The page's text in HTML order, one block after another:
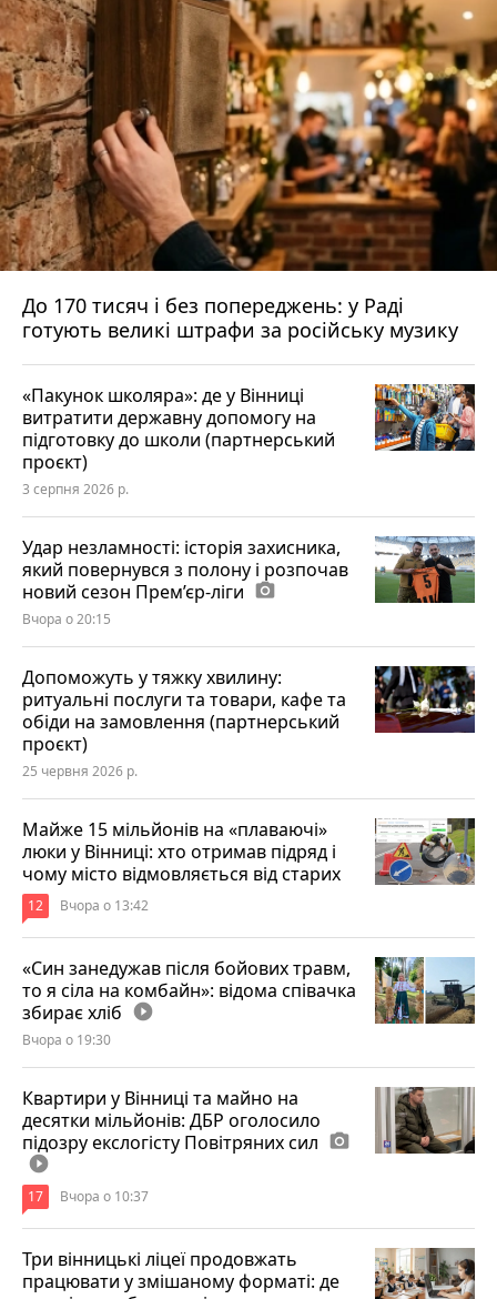
До 170 тисяч і без попереджень: у Раді
готують великі штрафи за російську музику
«Пакунок школяра»: де у Вінниці
витратити державну допомогу на
підготовку до школи (партнерський
проєкт)
3 серпня 2026 р.
Удар незламності: історія захисника,
який повернувся з полону і розпочав
новий сезон Прем’єр-ліги photo_camera
Вчора о 20:15
Допоможуть у тяжку хвилину:
ритуальні послуги та товари, кафе та
обіди на замовлення (партнерський
проєкт)
25 червня 2026 р.
Майже 15 мільйонів на «плаваючі»
люки у Вінниці: хто отримав підряд і
чому місто відмовляється від старих
12 Вчора о 13:42
«Син занедужав після бойових травм,
то я сіла на комбайн»: відома співачка
збирає хліб play_circle_filled
Вчора о 19:30
Квартири у Вінниці та майно на
десятки мільйонів: ДБР оголосило
підозру екслогісту Повітряних сил photo_camera
play_circle_filled
17 Вчора о 10:37
Три вінницькі ліцеї продовжать
працювати у змішаному форматі: де